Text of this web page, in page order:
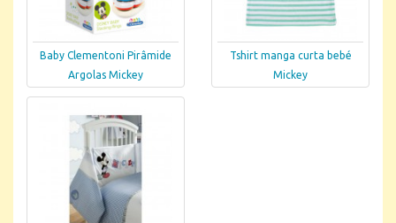
Baby Clementoni Pirâmide
Argolas Mickey
Tshirt manga curta bebé
Mickey